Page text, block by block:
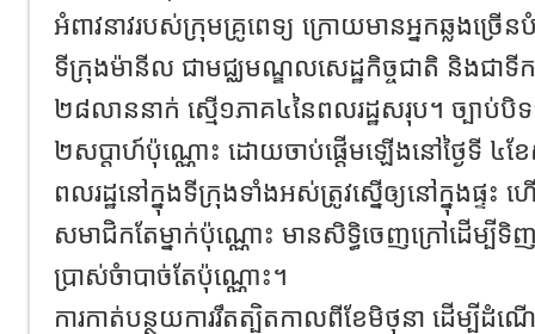
អំពាវនាវរបស់ក្រុមគ្រូពេទ្យ ក្រោយមានអ្នកឆ្លងច្រើ
ទីក្រុងម៉ានីល ជាមជ្ឈមណ្ឌលសេដ្ឋកិច្ចជាតិ​​ និងជាទី
២៨លាននាក់ ស្មើ​១ភាគ​៤នៃពលរដ្ឋសរុប។ ច្បាប់បិទ
២សប្តាហ៍ប៉ុណ្ណោះ ដោយចាប់ផ្តើមឡើងនៅថ្ងៃទី ៤ខ
ពលរដ្ឋនៅក្នុងទីក្រុងទាំងអស់ត្រូវស្នើឲ្យនៅក្នុងផ្ទះ
សមាជិកតែម្នាក់ប៉ុណ្ណោះ មានសិទ្ធិចេញក្រៅដើម្បីទិញ
ប្រាស់ចំាបាច់តែប៉ុណ្ណោះ​។
ការកាត់បន្ថយការរឹតត្បិត​កាលពីខែមិថុនា ដើម្បីដំណើរ